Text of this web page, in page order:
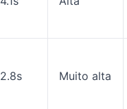
2.8s Muito alta